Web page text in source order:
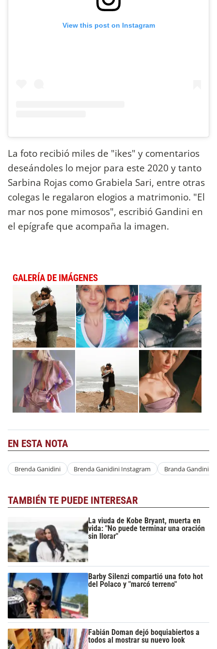
View this post on Instagram
La foto recibió miles de "ikes" y comentarios
deseándoles lo mejor para este 2020 y tanto
Sarbina Rojas como Grabiela Sari, entre otras
colegas le regalaron elogios a matrimonio. "El
mar nos pone mimosos", escribió Gandini en
el epígrafe que acompaña la imagen.
GALERÍA DE IMÁGENES
EN ESTA NOTA
Brenda Ganidini Brenda Ganidini Instagram Branda Gandini
TAMBIÉN TE PUEDE INTERESAR
La viuda de Kobe Bryant, muerta en
vida: "No puede terminar una oración
sin llorar"
Barby Silenzi compartió una foto hot
del Polaco y "marcó terreno"
Fabián Doman dejó boquiabiertos a
todos al mostrar su nuevo look